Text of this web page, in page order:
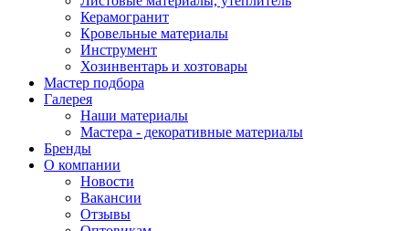
Керамогранит
Кровельные материалы
Инструмент
Хозинвентарь и хозтовары
Мастер подбора
Галерея
Наши материалы
Мастера - декоративные материалы
Бренды
О компании
Новости
Вакансии
Отзывы